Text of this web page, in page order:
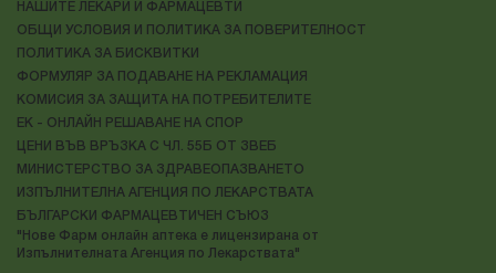
НАШИТЕ ЛЕКАРИ И ФАРМАЦЕВТИ
ОБЩИ УСЛОВИЯ И ПОЛИТИКА ЗА ПОВЕРИТЕЛНОСТ
ПОЛИТИКА ЗА БИСКВИТКИ
ФОРМУЛЯР ЗА ПОДАВАНЕ НА РЕКЛАМАЦИЯ
КОМИСИЯ ЗА ЗАЩИТА НА ПОТРЕБИТЕЛИТЕ
ЕК - ОНЛАЙН РЕШАВАНЕ НА СПОР
ЦЕНИ ВЪВ ВРЪЗКА С ЧЛ. 55Б ОТ ЗВЕБ
МИНИСТЕРСТВО ЗА ЗДРАВЕОПАЗВАНЕТО
ИЗПЪЛНИТЕЛНА АГЕНЦИЯ ПО ЛЕКАРСТВАТА
БЪЛГАРСКИ ФАРМАЦЕВТИЧЕН СЪЮЗ
"Нове Фарм онлайн аптека е лицензирана от
Изпълнителната Агенция по Лекарствата"